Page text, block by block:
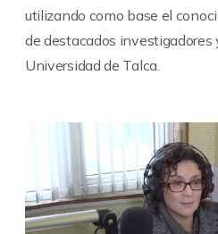
utilizando como base el
de destacados investigadores
Universidad de Talca.